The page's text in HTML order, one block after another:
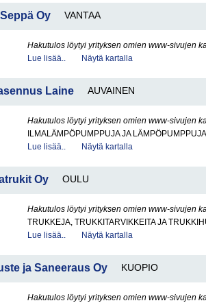
Oy VANTAA
Hakutulos löytyi yrityksen omien www-sivujen
Lue lisää..
Näytä kartalla
Laine AUVAINEN
Hakutulos löytyi yrityksen omien www-sivujen
ILMALÄMPÖPUMPPUJA JA LÄMPÖPUMPPUJA
Lue lisää..
Näytä kartalla
Oy OULU
Hakutulos löytyi yrityksen omien www-sivujen
TRUKKEJA, TRUKKITARVIKKEITA JA
Lue lisää..
Näytä kartalla
ja Saneeraus Oy KUOPIO
Hakutulos löytyi yrityksen omien www-sivujen